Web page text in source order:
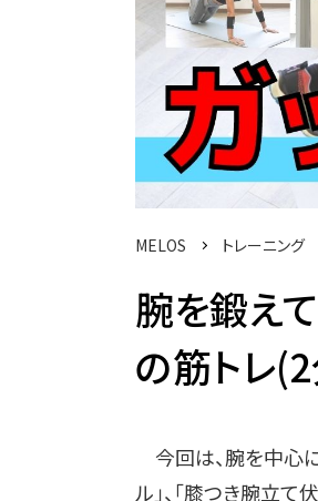
MELOS トレーニング
腕を鍛え
の筋トレ
今回は、腕を中心に
ル」、「膝つき腕立て